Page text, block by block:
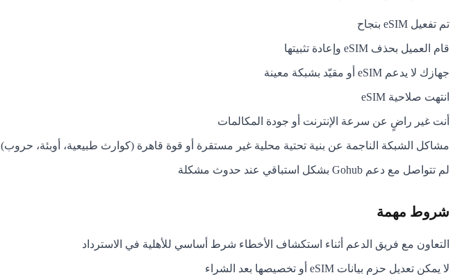
تم تفعيل eSIM بنجاح
قام العميل بحذف eSIM وإعادة تثبيتها
جهازك لا يدعم eSIM أو مقيّد بشبكة معينة
انتهت صلاحية eSIM
أنت غير راضٍ عن سرعة الإنترنت أو جودة المكالمات
مشاكل الشبكة الناجمة عن بنية تحتية محلية غير مستقرة أو قوة قاهرة (كوارث طبيعية، أوبئة، حروب)
لم تتواصل مع دعم Gohub بشكل استباقي عند حدوث مشكلة
شروط مهمة
التعاون مع فريق الدعم أثناء استكشاف الأخطاء شرط أساسي للأهلية في الاسترداد
لا يمكن تعديل حزم بيانات eSIM أو تخصيصها بعد الشراء